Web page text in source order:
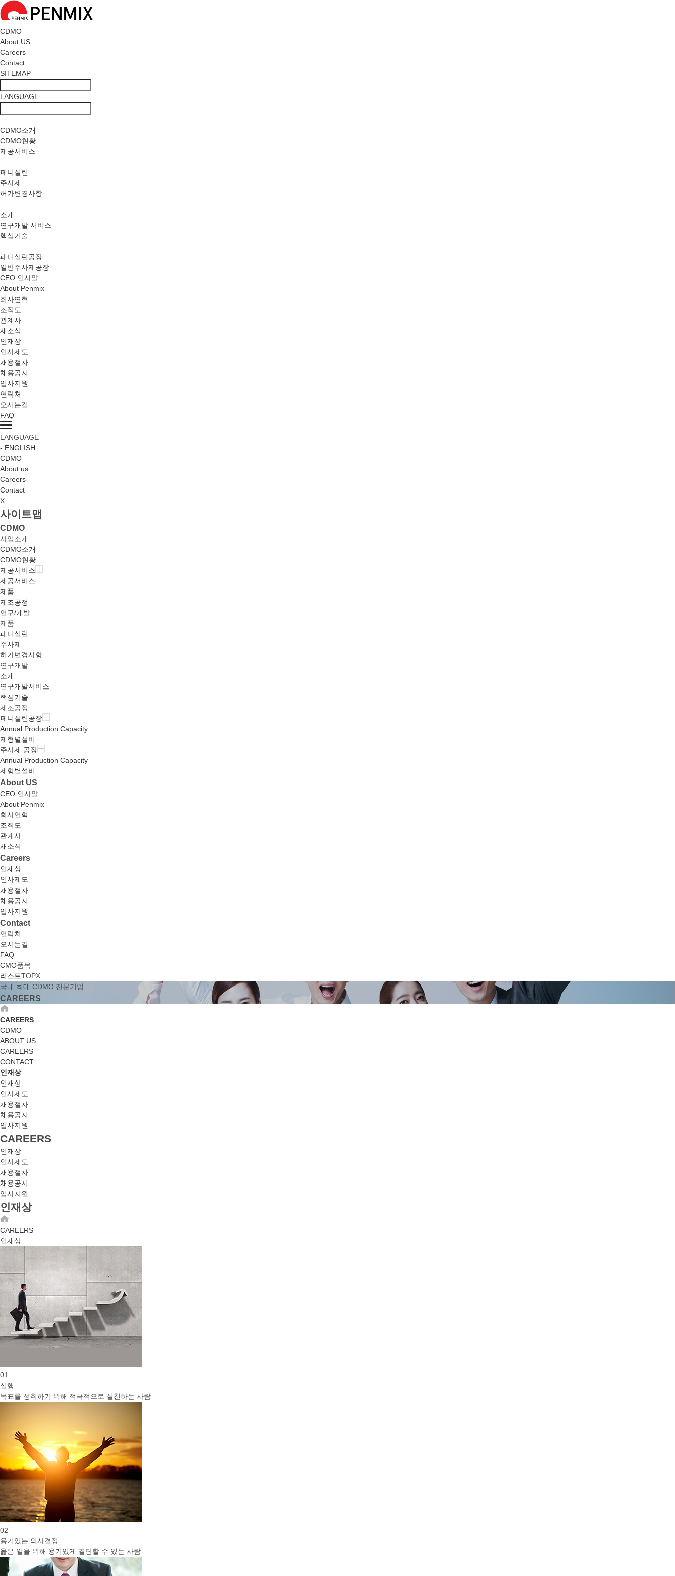
CDMO
About US
Careers
Contact
SITEMAP
LANGUAGE
CDMO소개
CDMO현황
제공서비스
페니실린
주사제
허가변경사항
소개
연구개발 서비스
핵심기술
페니실린공장
일반주사제공장
CEO 인사말
About Penmix
회사연혁
조직도
관계사
새소식
인재상
인사제도
채용절차
채용공지
입사지원
연락처
오시는길
FAQ
LANGUAGE
- ENGLISH
CDMO
About us
Careers
Contact
X
사이트맵
CDMO
사업소개
CDMO소개
CDMO현황
제공서비스
제공서비스
제품
제조공정
연구/개발
제품
페니실린
주사제
허가변경사항
연구개발
소개
연구개발서비스
핵심기술
제조공정
페니실린공장
Annual Production Capacity
제형별설비
주사제 공장
Annual Production Capacity
제형별설비
About US
CEO 인사말
About Penmix
회사연혁
조직도
관계사
새소식
Careers
인재상
인사제도
채용절차
채용공지
입사지원
Contact
연락처
오시는길
FAQ
CMO품목
리스트TOPX
국내 최대 CDMO 전문기업
CAREERS
CAREERS
CDMO
ABOUT US
CAREERS
CONTACT
인재상
인재상
인사제도
채용절차
채용공지
입사지원
CAREERS
인재상
인사제도
채용절차
채용공지
입사지원
인재상
CAREERS
인재상
01
실행
목표를 성취하기 위해 적극적으로 실천하는 사람
02
용기있는 의사결정
옳은 일을 위해 용기있게 결단할 수 있는 사람